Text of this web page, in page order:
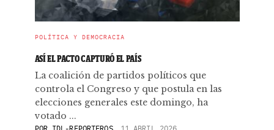
POLÍTICA Y DEMOCRACIA
ASÍ EL PACTO CAPTURÓ EL PAÍS
La coalición de partidos políticos que
controla el Congreso y que postula en las
elecciones generales este domingo, ha
votado ...